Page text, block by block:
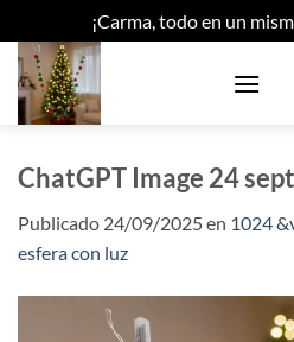
¡Carma, todo en un
Saltar
contenido
ChatGPT Image 24
Publicado 24/09/2025en 1024
esfera con luz